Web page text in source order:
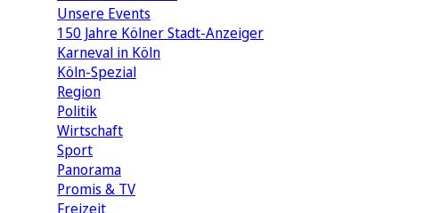
Unsere Events
150 Jahre Kölner Stadt-Anzeiger
Karneval in Köln
Köln-Spezial
Region
Politik
Wirtschaft
Sport
Panorama
Promis & TV
Freizeit